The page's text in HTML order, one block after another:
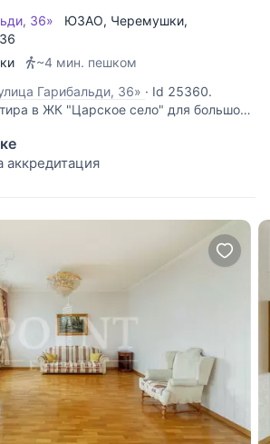
36» ЮЗАО, Черемушки,
~4 мин. пешком
Гарибальди, 36» · Id 25360.
в ЖК "Царское село" для большой
дровяным камином (есть
кухня и 4 изолированные спальни.
5 изолированных комнат.
аккредитация